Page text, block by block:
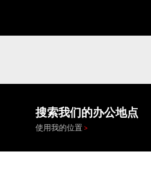
搜索我们的办公地点
使用我的位置